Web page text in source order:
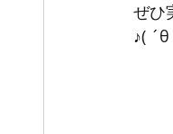
ぜひ
♪( ´θ